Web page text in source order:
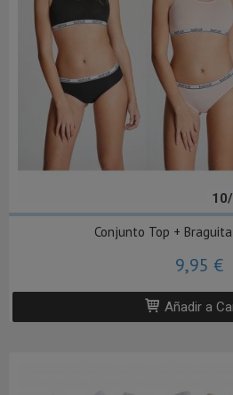
Conjunto Top +
9,95 €
Añadir a